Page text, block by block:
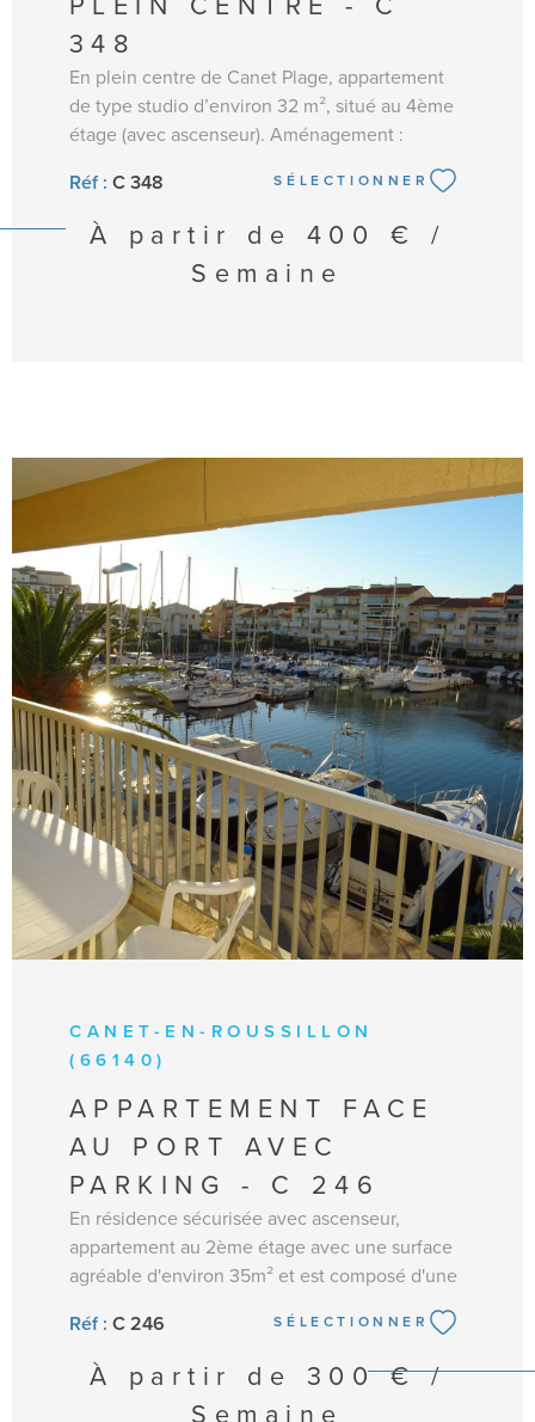
348
En plein centre de Canet Plage, appartement
de type studio d’environ 32 m², situé au 4ème
étage (avec ascenseur). Aménagement :
cuisine ouverte et équipée : frigo TOP, micro-
ondes, plaques de cuisson, cafetière Senseo,
nécessaire de vaisselle. Espace séjour avec
canapé clic-clac, table et chaises et TV. Un coin
nuit avec lit double. Une salle de bains avec
Réf : C 348 SÉLECTIONNER
À partir de
400 € /
Semaine
CANET-EN-ROUSSILLON
(66140)
APPARTEMENT FACE
AU PORT AVEC
PARKING - C 246
En résidence sécurisée avec ascenseur,
appartement au 2ème étage avec une surface
agréable d'environ 35m² et est composé d'une
entrée, une pièce principale (lit gigogne, TV)
avec coin cuisine équipée : frigo/congélateur,
mini four, micro-ondes, plaques électrique 2
feux, nécessaire vaisselle et lave-linge. Accès à
Réf : C 246 SÉLECTIONNER
À partir de
300 € /
VOIR LE BIEN